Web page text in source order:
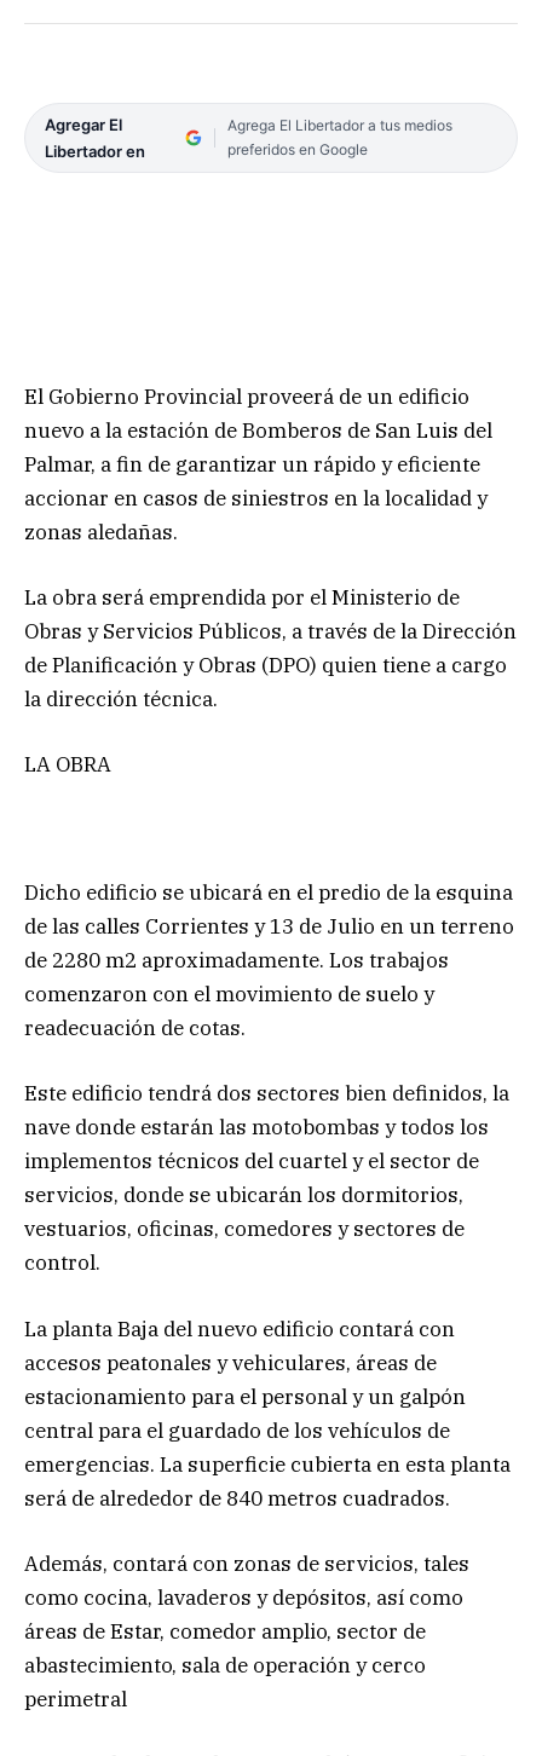
Agregar El
Libertador en
Agrega El Libertador a tus medios
preferidos en Google
El Gobierno Provincial proveerá de un edificio
nuevo a la estación de Bomberos de San Luis del
Palmar, a fin de garantizar un rápido y eficiente
accionar en casos de siniestros en la localidad y
zonas aledañas.
La obra será emprendida por el Ministerio de
Obras y Servicios Públicos, a través de la Dirección
de Planificación y Obras (DPO) quien tiene a cargo
la dirección técnica.
LA OBRA
Dicho edificio se ubicará en el predio de la esquina
de las calles Corrientes y 13 de Julio en un terreno
de 2280 m2 aproximadamente. Los trabajos
comenzaron con el movimiento de suelo y
readecuación de cotas.
Este edificio tendrá dos sectores bien definidos, la
nave donde estarán las motobombas y todos los
implementos técnicos del cuartel y el sector de
servicios, donde se ubicarán los dormitorios,
vestuarios, oficinas, comedores y sectores de
control.
La planta Baja del nuevo edificio contará con
accesos peatonales y vehiculares, áreas de
estacionamiento para el personal y un galpón
central para el guardado de los vehículos de
emergencias. La superficie cubierta en esta planta
será de alrededor de 840 metros cuadrados.
Además, contará con zonas de servicios, tales
como cocina, lavaderos y depósitos, así como
áreas de Estar, comedor amplio, sector de
abastecimiento, sala de operación y cerco
perimetral